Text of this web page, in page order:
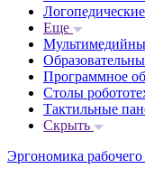
Еще
Программное
Столы
Тактильные
Скрыть
Эргономика рабочего